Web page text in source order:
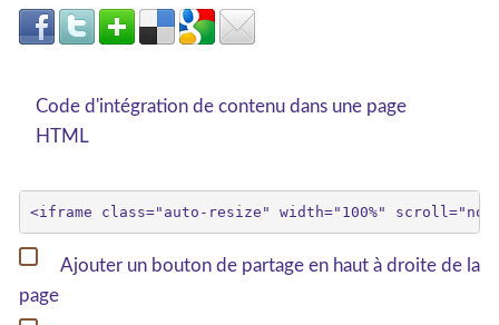
Code d'intégration de contenu dans une page
HTML
Ajouter un bouton de partage en haut à droite de la
page